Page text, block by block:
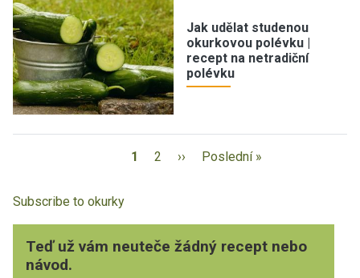
Jak udělat studenou
okurkovou polévku |
recept na netradiční
polévku
1 2 ›› Poslední »
Subscribe to okurky
Teď už vám neuteče žádný recept nebo
návod.